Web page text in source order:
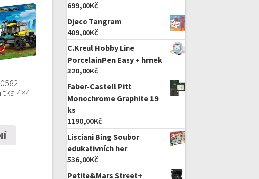
4×4
699,00Kč
Djeco Tangram
409,00Kč
C.Kreul Hobby Line
PorcelainPen Easy + hrnek
320,00Kč
Faber-Castell Pitt
Monochrome Graphite 19
ks
1190,00Kč
Lisciani Bing Soubor
edukativních her
536,00Kč
Petite&Mars Street+